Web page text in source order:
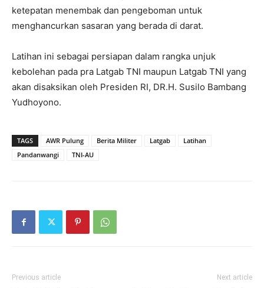
ketepatan menembak dan pengeboman untuk
menghancurkan sasaran yang berada di darat.
Latihan ini sebagai persiapan dalam rangka unjuk
kebolehan pada pra Latgab TNI maupun Latgab TNI yang
akan disaksikan oleh Presiden RI, DR.H. Susilo Bambang
Yudhoyono.
TAGS AWR Pulung Berita Militer Latgab
Latihan
Pandanwangi
TNI-AU
Previous article Next article